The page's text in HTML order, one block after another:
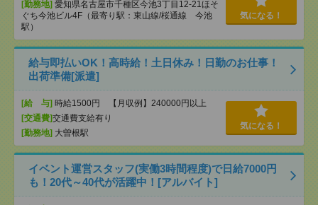
[勤務地] 愛知県名古屋市千種区今池3丁目12-21ほそ
ぐち今池ビル4F（最寄り駅：東山線/桜通線 今池
駅）
気になる！
給与即払いOK！高時給！土日休み！日勤のお仕事！
出荷準備[派遣]
[給 与] 時給1500円 【月収例】240000円以上
[交通費]交通費支給有り
[勤務地] 大曽根駅
気になる！
イベント運営スタッフ(実働3時間程度)で日給7000円
も！20代～40代が活躍中！[アルバイト]